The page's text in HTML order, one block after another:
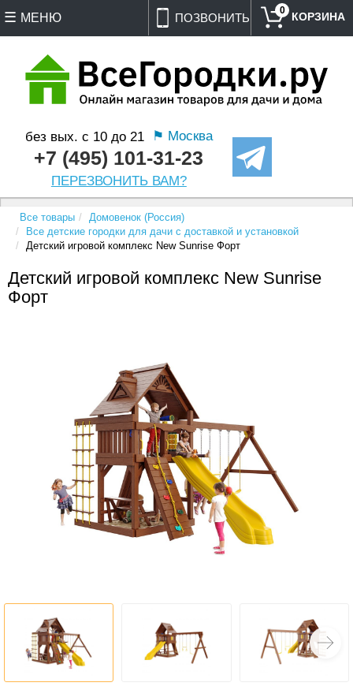
ПОЗВОНИТЬ
без вых. с 10 до 21 ⚑ Москва
+7 (495) 101-31-23
ПЕРЕЗВОНИТЬ ВАМ?
0
МЕНЮ
Все товары
Домовенок (Россия)
Все детские городки для дачи с доставкой и установкой
Детский игровой комплекс New Sunrise Форт
Детский игровой комплекс New Sunrise
Форт